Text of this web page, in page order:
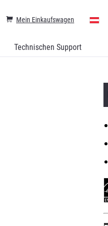
Technischen Support
Mein Einkaufswagen